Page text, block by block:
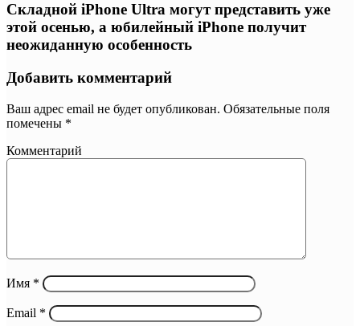
Складной iPhone Ultra могут представить уже
этой осенью, а юбилейный iPhone получит
неожиданную особенность
Добавить комментарий
Ваш адрес email не будет опубликован. Обязательные поля
помечены *
Комментарий
Имя *
Email *